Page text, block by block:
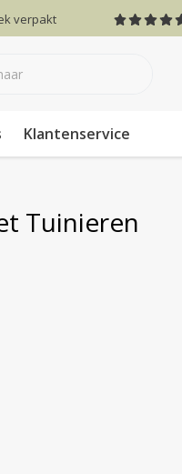
verpakt
Klantenservice
Tuinieren